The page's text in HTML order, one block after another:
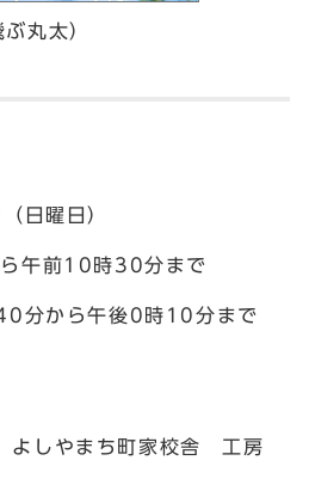
丸太）
日曜日）
午前10時30分まで
分から午後0時10分まで
よしやまち町家校舎 工房